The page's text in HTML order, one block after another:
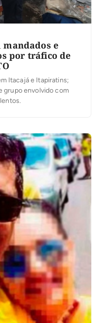
mandados e
por tráfico de
Itacajá e Itapiratins;
grupo envolvido com